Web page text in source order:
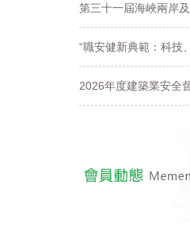
第三十一屆海峽兩岸
“職安健新典範：科技
2026年度建築業安全